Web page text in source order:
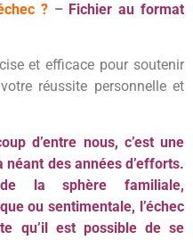
? – Fichier au format
et efficace pour soutenir
réussite personnelle et
d’entre nous, c’est une
des années d’efforts.
la sphère familiale,
ou sentimentale, l’échec
qu’il est possible de se